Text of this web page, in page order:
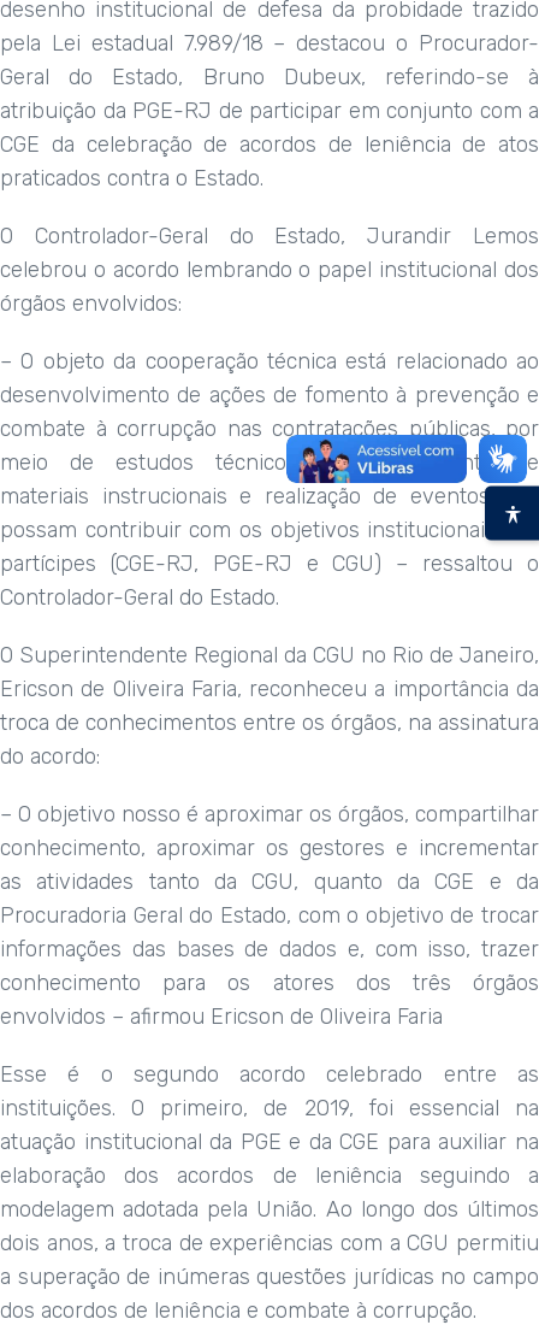
desenho institucional de defesa da probidade trazido
pela Lei estadual 7.989/18 – destacou o Procurador-
Geral do Estado, Bruno Dubeux, referindo-se à
atribuição da PGE-RJ de participar em conjunto com a
CGE da celebração de acordos de leniência de atos
praticados contra o Estado.
O Controlador-Geral do Estado, Jurandir Lemos
celebrou o acordo lembrando o papel institucional dos
órgãos envolvidos:
– O objeto da cooperação técnica está relacionado ao
desenvolvimento de ações de fomento à prevenção e
combate à corrupção nas contratações públicas, por
meio de estudos técnicos, desenvolvimento de
materiais instrucionais e realização de eventos que
possam contribuir com os objetivos institucionais dos
partícipes (CGE-RJ, PGE-RJ e CGU) – ressaltou o
Controlador-Geral do Estado.
O Superintendente Regional da CGU no Rio de Janeiro,
Ericson de Oliveira Faria, reconheceu a importância da
troca de conhecimentos entre os órgãos, na assinatura
do acordo:
– O objetivo nosso é aproximar os órgãos, compartilhar
conhecimento, aproximar os gestores e incrementar
as atividades tanto da CGU, quanto da CGE e da
Procuradoria Geral do Estado, com o objetivo de trocar
informações das bases de dados e, com isso, trazer
conhecimento para os atores dos três órgãos
envolvidos – afirmou Ericson de Oliveira Faria
Esse é o segundo acordo celebrado entre as
instituições. O primeiro, de 2019, foi essencial na
atuação institucional da PGE e da CGE para auxiliar na
elaboração dos acordos de leniência seguindo a
modelagem adotada pela União. Ao longo dos últimos
dois anos, a troca de experiências com a CGU permitiu
a superação de inúmeras questões jurídicas no campo
dos acordos de leniência e combate à corrupção.